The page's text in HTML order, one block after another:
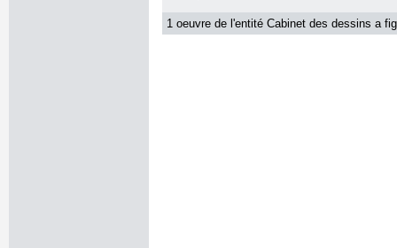
1 oeuvre de l'entité Cabinet des dessins a